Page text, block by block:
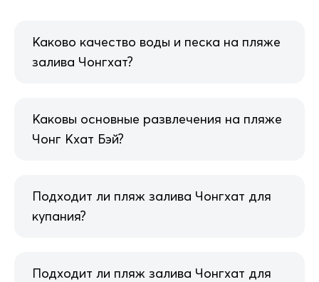
Каково качество воды и песка на пляже
залива Чонгхат?
Каковы основные развлечения на пляже
Чонг Кхат Бэй?
Подходит ли пляж залива Чонгхат для
купания?
Подходит ли пляж залива Чонгхат для